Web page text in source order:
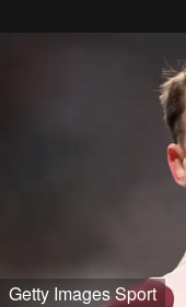
Getty Images Sport